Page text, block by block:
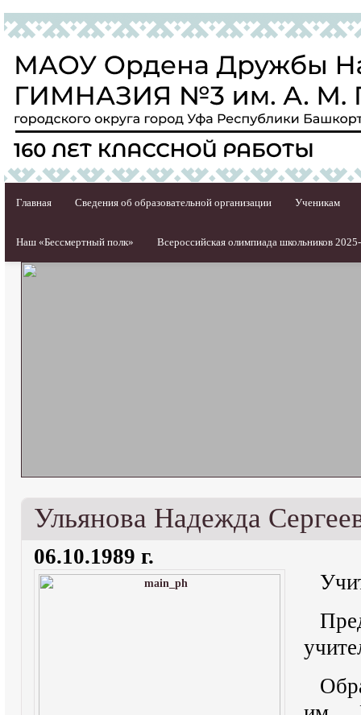
Главная Сведения об образовательной организации Ученикам
Наш «Бессмертный полк» Всероссийская олимпиада школьников
Ульянова Надежда
06.10.1989 г.